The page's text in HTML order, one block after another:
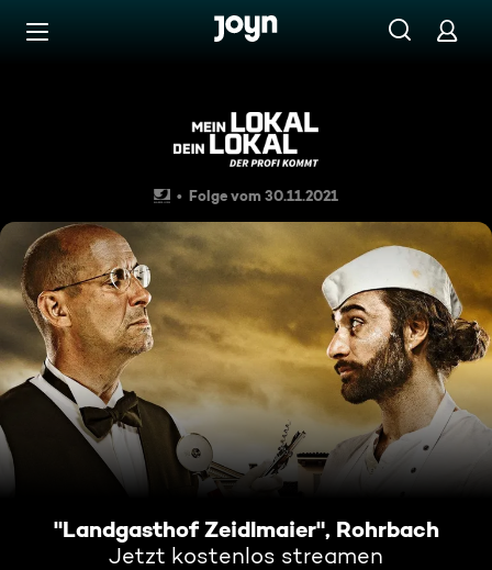
Zum Inhalt springen
"Landgasthof Zeidlmaier",
Folge vom 30.11.2021
"Landgasthof Zeidlmaier", Rohrbach
Jetzt kostenlos streamen